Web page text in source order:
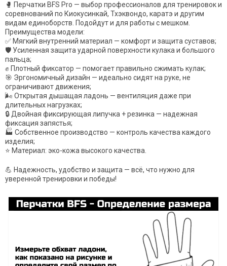
🥊 Перчатки BFS Pro — выбор профессионалов для тренировок и
соревнований по Киокусинкай, Тхэквондо, каратэ и другим
видам единоборств. Подойдут и для работы с мешком.
Преимущества модели:
✅ Мягкий внутренний материал — комфорт и защита суставов;
🛡 Усиленная защита ударной поверхности кулака и большого
пальца;
✊ Плотный фиксатор — помогает правильно сжимать кулак;
🎯 Эргономичный дизайн — идеально сидят на руке, не
ограничивают движения;
🌬 Открытая дышащая ладонь — вентиляция даже при
длительных нагрузках;
🔒 Двойная фиксирующая липучка + резинка — надежная
фиксация запястья;
🏭 Собственное производство — контроль качества каждого
изделия;
⭐ Материал: эко-кожа высокого качества.
💪 Надежность, удобство и защита — всё, что нужно для
уверенной тренировки и победы!